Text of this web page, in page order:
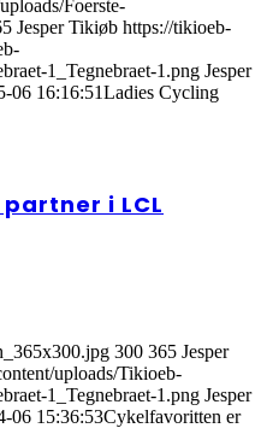
Foerste-
Jesper Tikiøb https://tikioeb-
1_Tegnebraet-1.png Jesper
06 16:16:51Ladies Cycling
i LCL
300 365 Jesper
uploads/Tikioeb-
1_Tegnebraet-1.png Jesper
06 15:36:53Cykelfavoritten er